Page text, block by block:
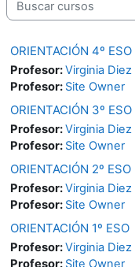
ORIENTACIÓN 4º ESO
Profesor:Virginia Diez
Profesor: Site Owner
ORIENTACIÓN 3º ESO
Profesor:Virginia Diez
Profesor: Site Owner
ORIENTACIÓN 2º ESO
Profesor:Virginia Diez
Profesor: Site Owner
ORIENTACIÓN 1º ESO
Profesor:Virginia Diez
Profesor: Site Owner